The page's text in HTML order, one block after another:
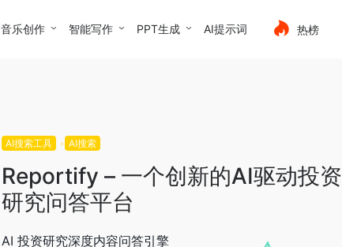
音乐创作 智能写作 PPT生成 AI提示词 热榜
AI搜索工具 AI搜索
Reportify – 一个创新的AI驱动投资
研究问答平台
AI 投资研究深度内容问答引擎